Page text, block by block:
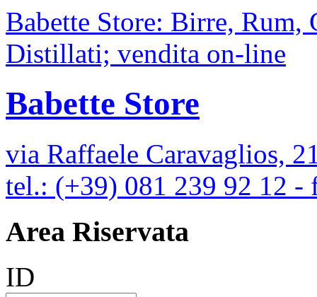
Babette Store: Birre,
Distillati; vendita on-line
Babette Store
via Raffaele Caravaglios,
tel.: (+39) 081 239 92 12 -
Area Riservata
ID